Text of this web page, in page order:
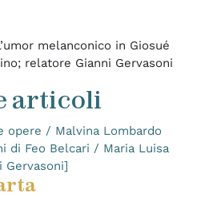
melanconico in Giosué
relatore Gianni Gervasoni
articoli
opere / Malvina Lombardo
di Feo Belcari / Maria Luisa
Gervasoni]